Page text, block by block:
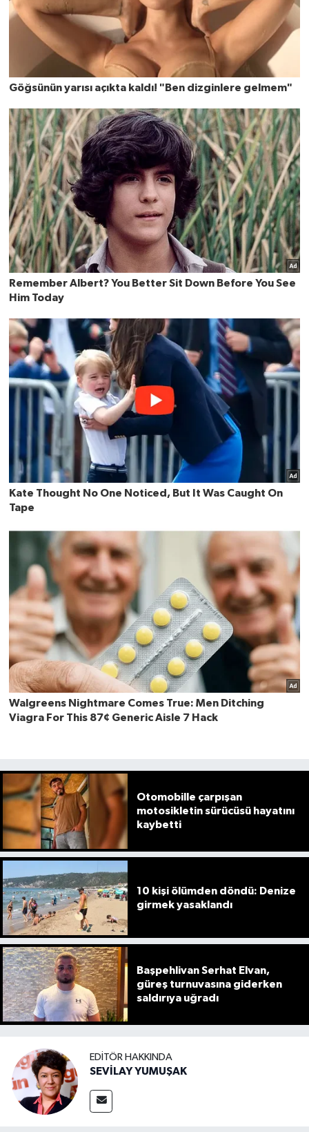
Otomobille çarpışan
motosikletin sürücüsü hayatını
kaybetti
10 kişi ölümden döndü: Denize
girmek yasaklandı
Başpehlivan Serhat Elvan,
güreş turnuvasına giderken
saldırıya uğradı
EDITÖR HAKKINDA
SEVİLAY YUMUŞAK